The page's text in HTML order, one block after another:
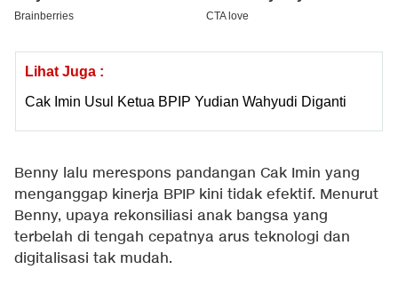
Lihat Juga :
Cak Imin Usul Ketua BPIP Yudian Wahyudi Diganti
Benny lalu merespons pandangan Cak Imin yang
menganggap kinerja BPIP kini tidak efektif. Menurut
Benny, upaya rekonsiliasi anak bangsa yang
terbelah di tengah cepatnya arus teknologi dan
digitalisasi tak mudah.